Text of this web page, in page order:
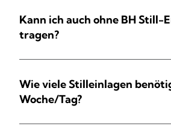
Kann ich auch ohne BH Still-
tragen?
Wie viele Stilleinlagen
Woche/Tag?